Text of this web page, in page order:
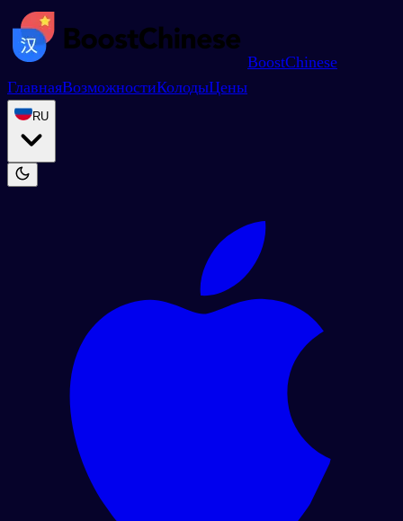
BoostChinese
ГлавнаяВозможностиКолодыЦены
RU